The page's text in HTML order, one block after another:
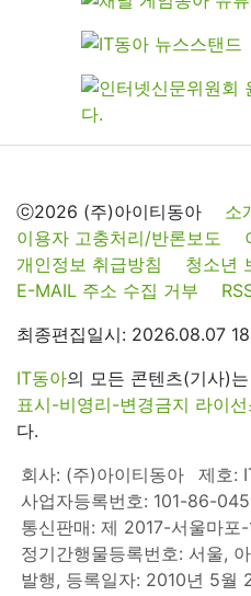
ⓒ2026 (주)아이티동아 소
이용자 고충처리/반론보도
개인정보 취급방침
청소년
E-MAIL 주소 수집 거부
최종편집일시: 2026.08.07
IT동아의 모든 콘텐츠(기사)는
표시-비영리-변경금지 라이선
다.
회사: (주)아이티동아
제호:
사업자등록번호: 101-86-
통신판매: 제 2017-서울마포
정기간행물등록번호: 서울,
발행, 등록일자: 2010년 5월